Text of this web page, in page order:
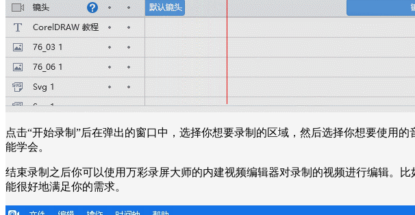
点击“开始录制”后在弹出的窗口中，选择你想要录制的区域，然后选择你想要使用
能学会。
结束录制之后你可以使用万彩录屏大师的内建视频编辑器对录制的视频进行编辑。
能很好地满足你的需求。